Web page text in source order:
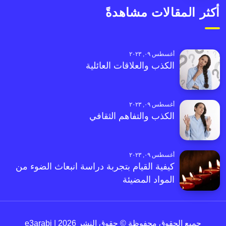
أكثر المقالات مشاهدةً
أغسطس ٠٩, ٢٠٢٣
الكذب والعلاقات العائلية
أغسطس ٠٩, ٢٠٢٣
الكذب والتفاهم الثقافي
أغسطس ٠٩, ٢٠٢٣
كيفية القيام بتجربة دراسة انبعاث الضوء من
المواد المضيئة
جميع الحقوق محفوظة © حقوق النشر 2026 | e3arabi